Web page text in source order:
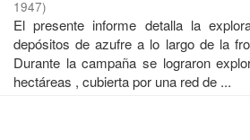
1947)
El presente informe detalla la
depósitos de azufre a lo largo de la
Durante la campaña se lograron
hectáreas , cubierta por una red de ...